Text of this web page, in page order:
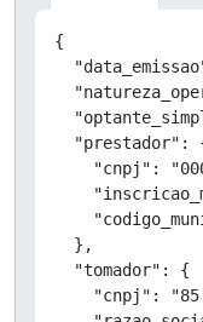
{
"prestador":
"cnpj":
  },
  "tomador": {
"cnpj":